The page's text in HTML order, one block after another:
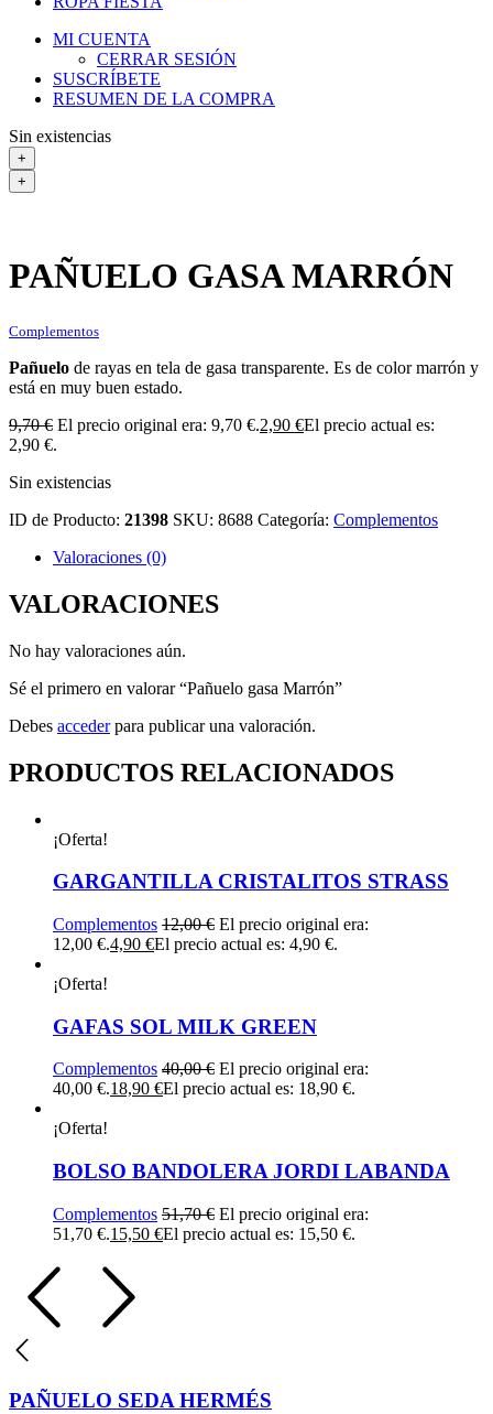
MI CUENTA
CERRAR SESIÓN
SUSCRÍBETE
RESUMEN DE LA COMPRA
Sin existencias
+
+
PAÑUELO GASA MARRÓN
Complementos
Pañuelo de rayas en tela de gasa transparente. Es de color marrón y
está en muy buen estado.
9,70€ El precio original era: 9,70 €.2,90 €El precio actual es:
2,90 €.
Sin existencias
ID de Producto: 21398 SKU: 8688 Categoría: Complementos
Valoraciones (0)
VALORACIONES
No hay valoraciones aún.
Sé el primero en valorar “Pañuelo gasa Marrón”
Debes accederpara publicar una valoración.
PRODUCTOS RELACIONADOS
¡Oferta!
GARGANTILLA CRISTALITOS STRASS
Complementos 12,00€ El precio original era:
12,00 €.4,90 €El precio actual es: 4,90 €.
¡Oferta!
GAFAS SOL MILK GREEN
Complementos 40,00€ El precio original era:
40,00 €.18,90 €El precio actual es: 18,90 €.
¡Oferta!
BOLSO BANDOLERA JORDI LABANDA
Complementos 51,70€ El precio original era:
51,70 €.15,50 €El precio actual es: 15,50 €.
PAÑUELO SEDA HERMÉS